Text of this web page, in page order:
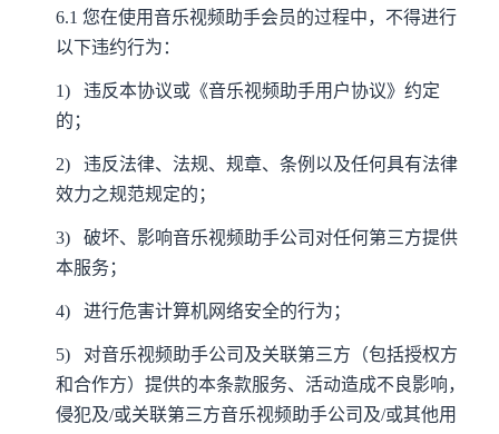
6.1您在使用音乐视频助手会员的过程中，不得进行
以下违约行为：
1)
违反本协议或《音乐视频助手用户协议》约定
的；
2)
违反法律、法规、规章、条例以及任何具有法律
效力之规范规定的；
3)
破坏、影响音乐视频助手公司对任何第三方提供
本服务；
4) 进行危害计算机网络安全的行为；
5)
对音乐视频助手公司及关联第三方（包括授权方
和合作方）提供的本条款服务、活动造成不良影响，
侵犯及/或关联第三方音乐视频助手公司及/或其他用